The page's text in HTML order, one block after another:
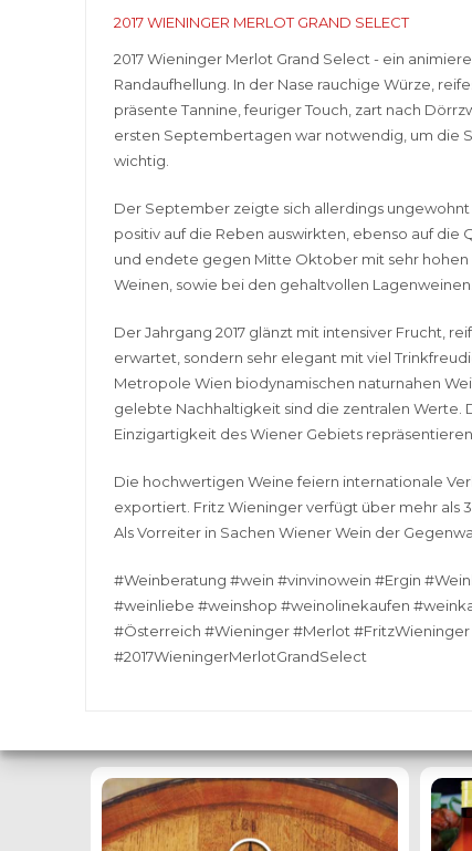
2017 WIENINGER MERLOT GRAND SELECT
2017 Wieninger Merlot Grand Select - ein
Randaufhellung. In der Nase rauchige Würze,
präsente Tannine, feuriger Touch, zart nach
ersten Septembertagen war notwendig, um die
wichtig.
Der September zeigte sich allerdings
positiv auf die Reben auswirkten, ebenso auf
und endete gegen Mitte Oktober mit sehr
Weinen, sowie bei den gehaltvollen Lagenweinen.
Der Jahrgang 2017 glänzt mit intensiver Frucht,
erwartet, sondern sehr elegant mit viel
Metropole Wien biodynamischen naturnahen
gelebte Nachhaltigkeit sind die zentralen Werte.
Einzigartigkeit des Wiener Gebiets
Die hochwertigen Weine feiern internationale
exportiert. Fritz Wieninger verfügt über mehr als
Als Vorreiter in Sachen Wiener Wein der
#Weinberatung #wein #vinvinowein #Ergin
#weinliebe #weinshop #weinolinekaufen
#Österreich #Wieninger #Merlot
#2017WieningerMerlotGrandSelect